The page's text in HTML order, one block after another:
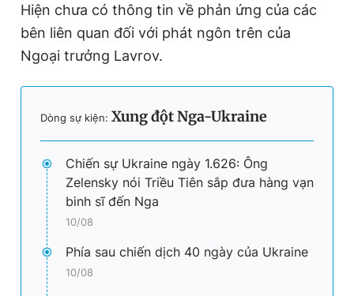
Hiện chưa có thông tin về phản ứng của các
bên liên quan đối với phát ngôn trên của
Ngoại trưởng Lavrov.
Dòng sự kiện: Xung đột Nga-Ukraine
Chiến sự Ukraine ngày 1.626: Ông
Zelensky nói Triều Tiên sắp đưa hàng vạn
binh sĩ đến Nga
10/08
Phía sau chiến dịch 40 ngày của Ukraine
10/08